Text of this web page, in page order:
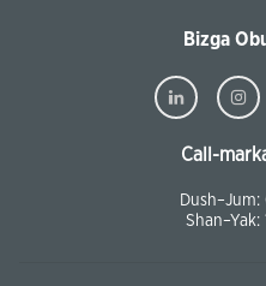
Bizga
Call-
Shan–Yak: